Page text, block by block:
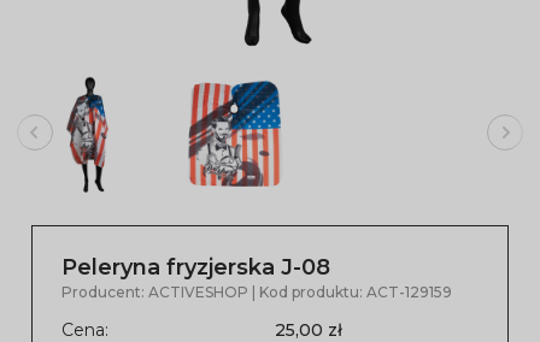
Peleryna fryzjerska J-08
Producent: ACTIVESHOP | Kod produktu: ACT-129159
Cena:
25,00 zł